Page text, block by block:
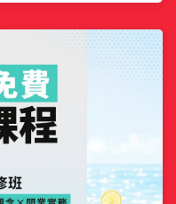
打工（未超過3個月），